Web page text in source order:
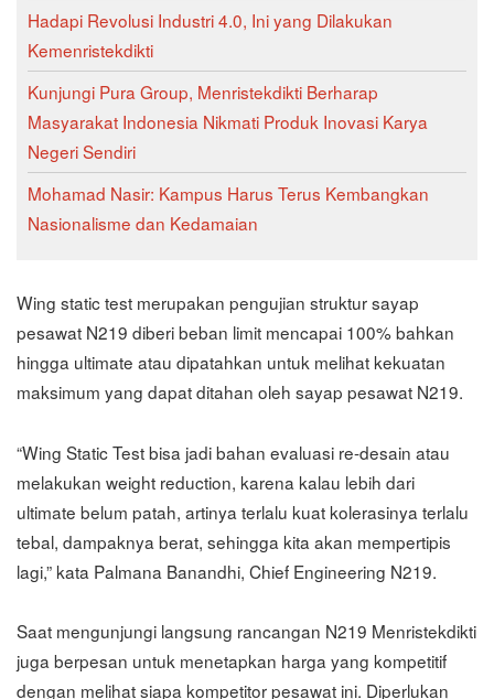
Hadapi Revolusi Industri 4.0, Ini yang Dilakukan
Kemenristekdikti
Kunjungi Pura Group, Menristekdikti Berharap
Masyarakat Indonesia Nikmati Produk Inovasi Karya
Negeri Sendiri
Mohamad Nasir: Kampus Harus Terus Kembangkan
Nasionalisme dan Kedamaian
Wing static test merupakan pengujian struktur sayap
pesawat N219 diberi beban limit mencapai 100% bahkan
hingga ultimate atau dipatahkan untuk melihat kekuatan
maksimum yang dapat ditahan oleh sayap pesawat N219.
“Wing Static Test bisa jadi bahan evaluasi re-desain atau
melakukan weight reduction, karena kalau lebih dari
ultimate belum patah, artinya terlalu kuat kolerasinya terlalu
tebal, dampaknya berat, sehingga kita akan mempertipis
lagi,” kata Palmana Banandhi, Chief Engineering N219.
Saat mengunjungi langsung rancangan N219 Menristekdikti
juga berpesan untuk menetapkan harga yang kompetitif
dengan melihat siapa kompetitor pesawat ini. Diperlukan